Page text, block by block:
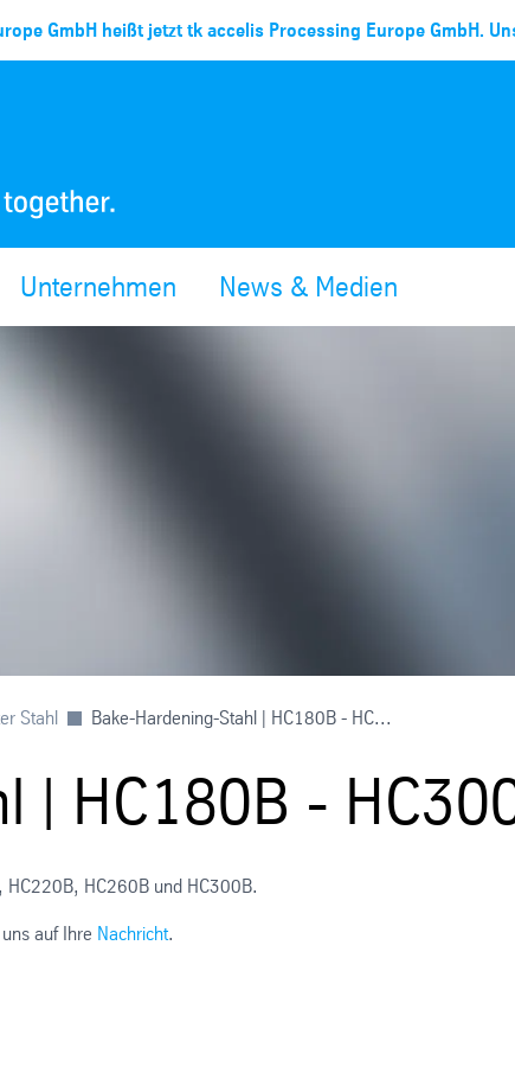
GmbH heißt jetzt tk accelis Processing Europe GmbH.
Unternehmen News & Medien
Stahl Bake-Hardening-Stahl | HC180B - HC...
| HC180B -
HC220B, HC260B und HC300B.
auf Ihre Nachricht.